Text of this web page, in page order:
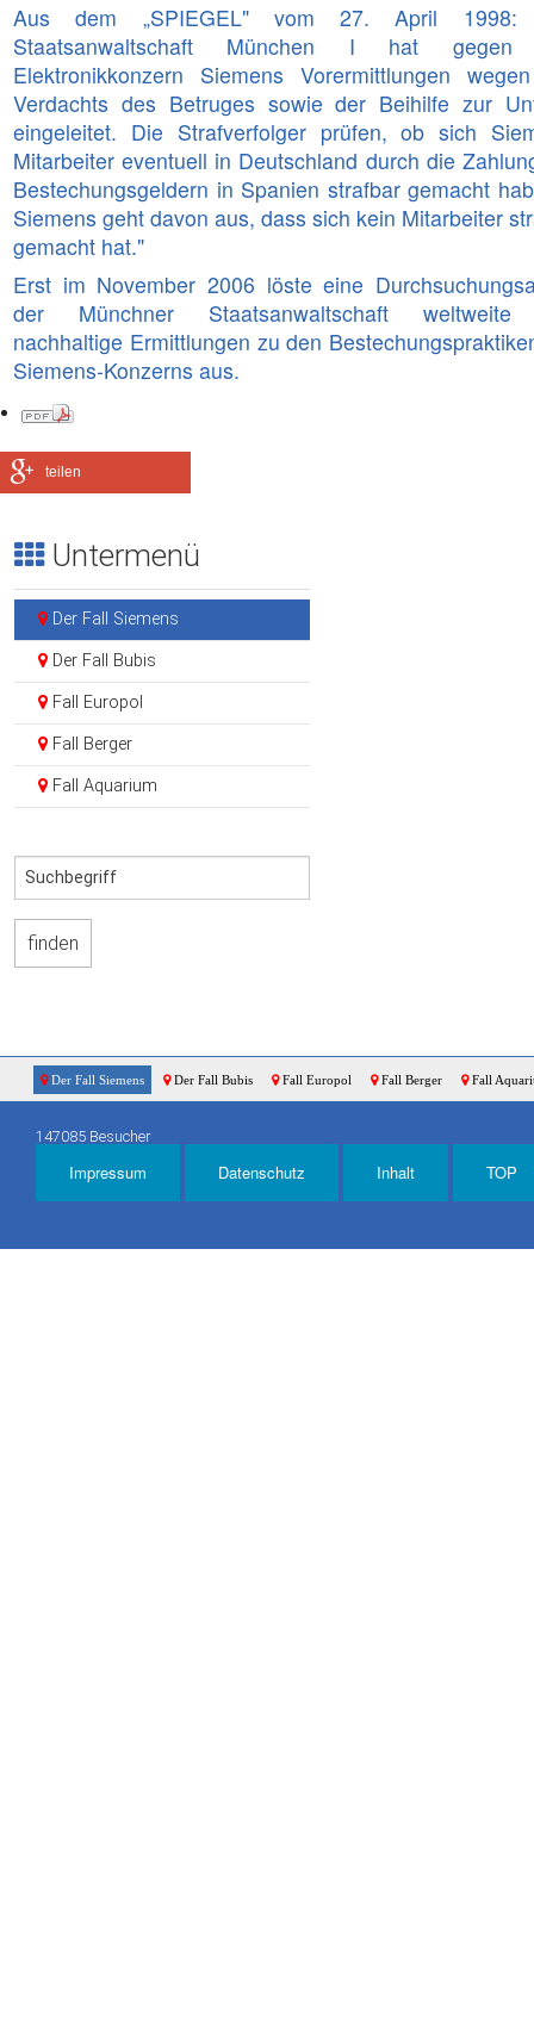
Aus dem „SPIEGEL" vom 27. April 1998:
Staatsanwaltschaft München I hat gegen
Elektronikkonzern Siemens Vorermittlungen
Verdachts des Betruges sowie der Beihilfe zur
eingeleitet. Die Strafverfolger prüfen, ob sich
Mitarbeiter eventuell in Deutschland durch die
Bestechungsgeldern in Spanien strafbar gemacht
Siemens geht davon aus, dass sich kein Mitarbeiter
gemacht hat."
Erst im November 2006 löste eine
der Münchner Staatsanwaltschaft
nachhaltige Ermittlungen zu den
Siemens-Konzerns aus.
teilen
Untermenü
Der Fall Siemens
Der Fall Bubis
Fall Europol
Fall Berger
Fall Aquarium
Der Fall Siemens Der Fall Bubis Fall Europol Fall Berger Fall
147085 Besucher
Impressum Datenschutz Inhalt TOP